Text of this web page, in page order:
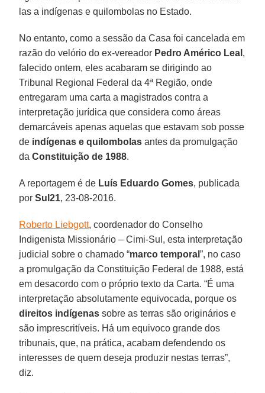
las a indígenas e quilombolas no Estado.
No entanto, como a sessão da Casa foi cancelada em
razão do velório do ex-vereador Pedro Américo Leal ,
falecido ontem, eles acabaram se dirigindo ao
Tribunal Regional Federal da 4ª Região, onde
entregaram uma carta a magistrados contra a
interpretação jurídica que considera como áreas
demarcáveis apenas aquelas que estavam sob posse
de indígenas e quilombolas antes da promulgação
daConstituição de 1988.
A reportagem é de Luís Eduardo Gomes, publicada
porSul21, 23-08-2016.
Roberto Liebgott, coordenador do Conselho
Indigenista Missionário – Cimi-Sul, esta interpretação
judicial sobre o chamado “marco temporal”, no caso
a promulgação da Constituição Federal de 1988, está
em desacordo com o próprio texto da Carta. “É uma
interpretação absolutamente equivocada, porque os
direitos indígenas sobre as terras são originários e
são imprescritíveis. Há um equivoco grande dos
tribunais, que, na prática, acabam defendendo os
interesses de quem deseja produzir nestas terras”,
diz.